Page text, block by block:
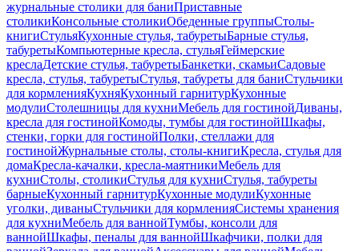
журнальные столики для баниПриставные
столикиКонсольные столикиОбеденные группыСтолы-
книгиСтульяКухонные стулья, табуретыБарные стулья,
табуретыКомпьютерные кресла, стульяГеймерские
креслаДетские стулья, табуретыБанкетки, скамьиСадовые
кресла, стулья, табуретыСтулья, табуреты для баниСтульчики
для кормленияКухняКухонный гарнитурКухонные
модулиСтолешницы для кухниМебель для гостинойДиваны,
кресла для гостинойКомоды, тумбы для гостинойШкафы,
стенки, горки для гостинойПолки, стеллажи для
гостинойЖурнальные столы, столы-книгиКресла, стулья для
домаКресла-качалки, кресла-маятникиМебель для
кухниСтолы, столикиСтулья для кухниСтулья, табуреты
барныеКухонный гарнитурКухонные модулиКухонные
уголки, диваныСтульчики для кормленияСистемы хранения
для кухниМебель для ваннойТумбы, консоли для
ваннойШкафы, пеналы для ваннойШкафчики, полки для